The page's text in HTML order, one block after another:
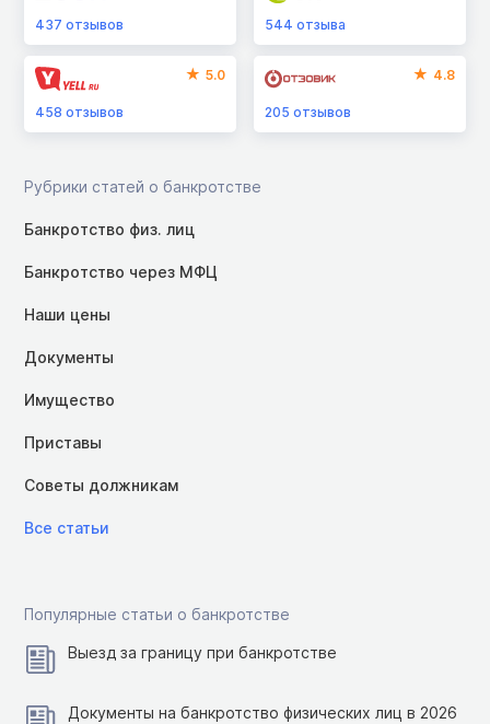
437 отзывов 544отзыва
5.0
458 отзывов
4.8
205отзывов
Рубрики статей о банкротстве
Банкротство физ. лиц
Банкротство через МФЦ
Наши цены
Документы
Имущество
Приставы
Советы должникам
Все статьи
Популярные статьи о банкротстве
Выезд за границу при банкротстве
Документы на банкротство физических лиц в 2026